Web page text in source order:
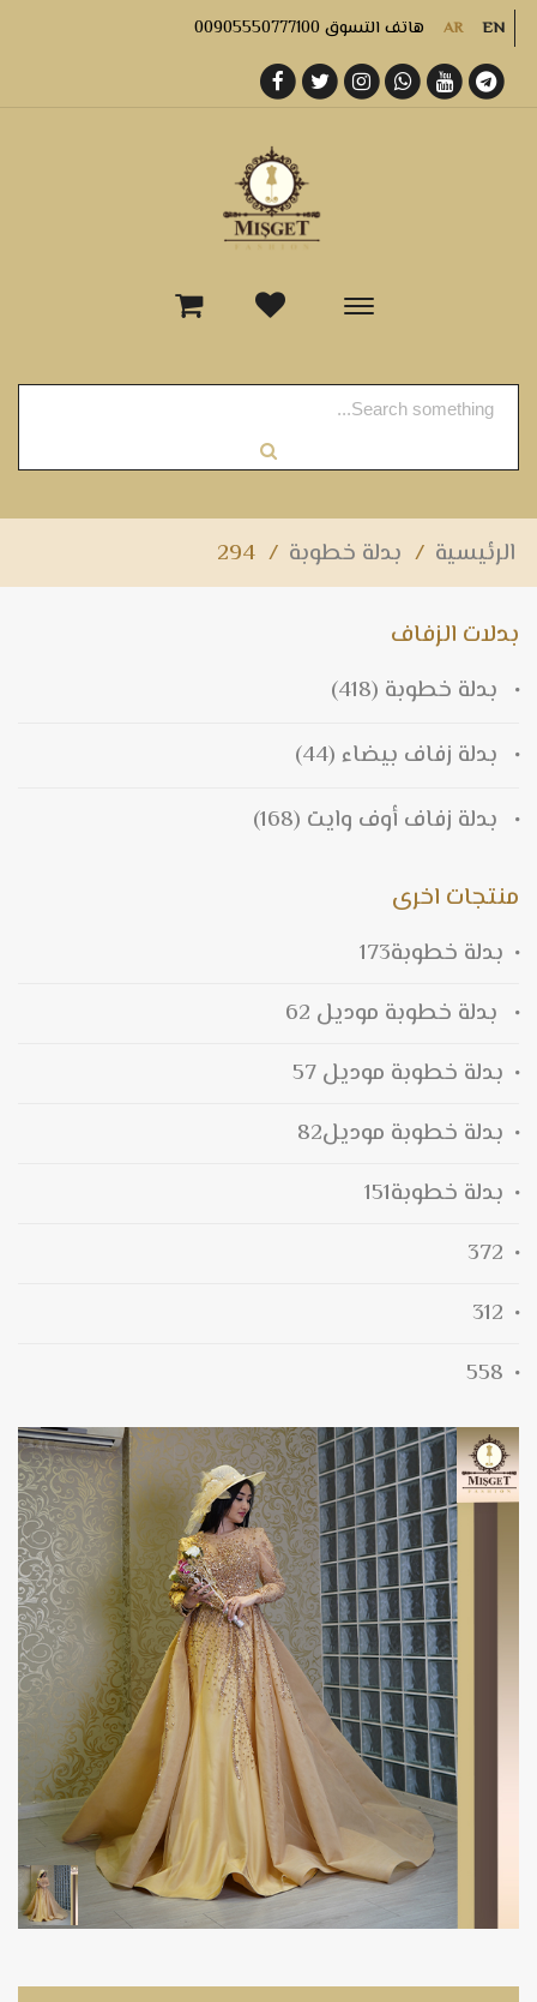
AR EN هاتف التسوق 00905550777100
-
الرئيسية / بدلة خطوبة /
294
بدلات الزفاف
بدلة خطوبة (418)
بدلة زفاف بيضاء (44)
بدلة زفاف أوف وايت (168)
منتجات اخرى
بدلة خطوبة173
بدلة خطوبة موديل 62
بدلة خطوبة موديل 57
بدلة خطوبة موديل82
بدلة خطوبة151
372
312
558